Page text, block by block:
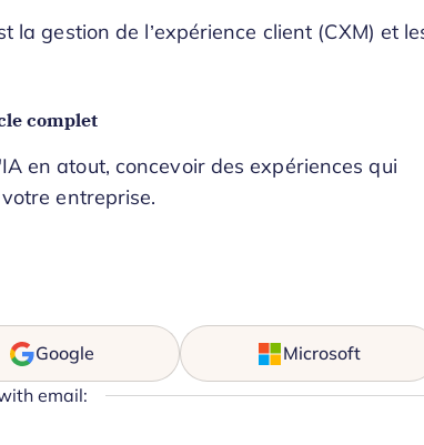
la gestion de l’expérience client (CXM) et
complet
en atout, concevoir des expériences qui
entreprise.
Google Microsoft
email: